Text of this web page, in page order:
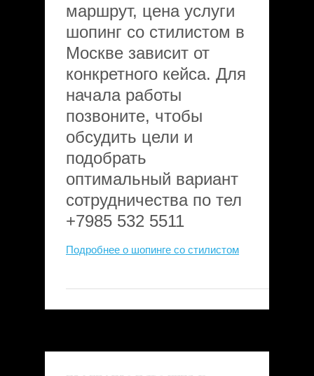
маршрут, цена услуги
шопинг со стилистом в
Москве зависит от
конкретного кейса. Для
начала работы
позвоните, чтобы
обсудить цели и
подобрать
оптимальный вариант
сотрудничества по тел
+7985 532 5511
Подробнее о шопинге со стилистом